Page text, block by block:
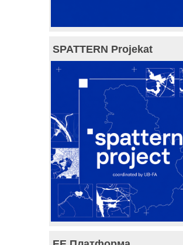
SPATTERN Projekat